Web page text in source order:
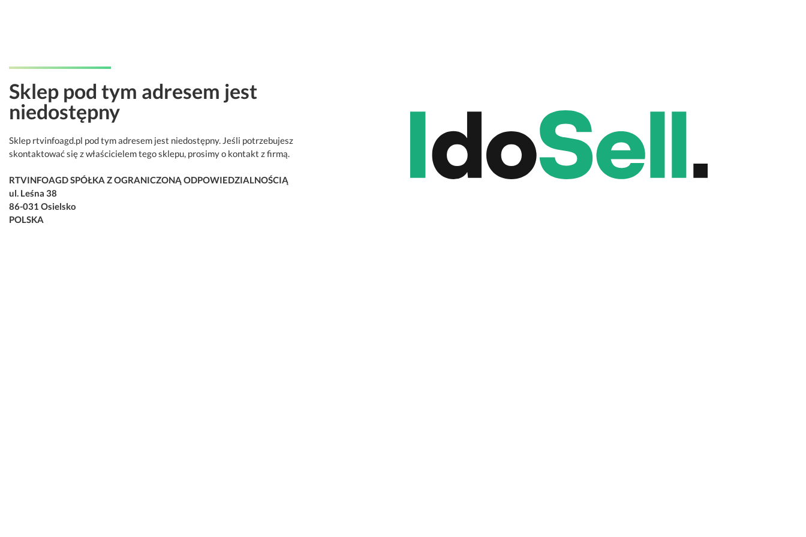
Sklep pod tym adresem jest
niedostępny
Sklep rtvinfoagd.pl pod tym adresem jest niedostępny. Jeśli potrzebujesz
skontaktować się z właścicielem tego sklepu, prosimy o kontakt z firmą.
RTVINFOAGD SPÓŁKA Z OGRANICZONĄ ODPOWIEDZIALNOŚCIĄ
ul. Leśna 38
86-031 Osielsko
POLSKA